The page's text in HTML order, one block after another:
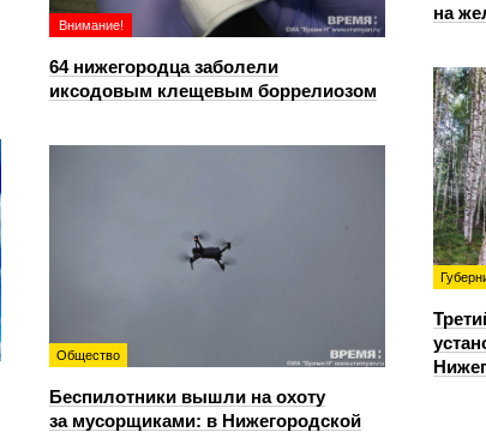
на
Внимание!
64 нижегородца заболели
иксодовым клещевым боррелиозом
Общество
Беспилотники вышли на охоту
за мусорщиками: в Нижегородской